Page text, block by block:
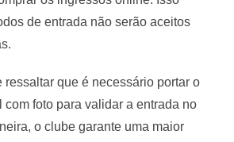
de entrada não serão aceitos
ressaltar que é necessário portar o
foto para validar a entrada no
o clube garante uma maior